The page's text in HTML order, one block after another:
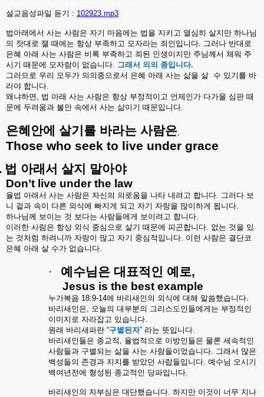
설교음성파일 듣기 : 102923.mp3
법아래에서 사는 사람은 자기 마음에는 법을 지키고 열심히 살지만 하나님
의 잣대로 잴 때에는 항상 부족하고 모자라는 죄인입니다. 그러나 반대로
은혜 아래 사는 사람은 비록 부족하고 죄된 인생이지만 주님께서 채워 주
시기 때문에 모자람이 없습니다. 그래서 의의 종입니다.
그러므로 우리 모두가 의의종으로서 은혜 아래 사는 삶을 살 수 있기를 바
라야 합니다.
왜냐하면 , 법 아래 사는 사람은 항상 부정적이고 언제인가 다가올 심판 때
문에 두려움과 불안 속에서 사는 삶이기 때문입니다.
은혜안에 살기를 바라는 사람은,
Those who seek to live under grace
법 아래서 살지 말아야
Don’t live under the law
율법 아래서 사는 사람은 자신의 의로움을 나타 내려고 합니다 그러다 보
니 겉과 속이 다른 외식에 빠지게 되고 자기 자랑을 많이하게 됩니다
하나님께 보이는 것 보다는 사람들에게 보이려고 합니다
이러한 사람은 항상 외식 중심으로 살기 때문에 피곤합니다 없는 것을 있
는 것처럼 하려니까 자랑이 많고 자기 중심적입니다 이런 사람은 결단코
은혜 아래 살 수가 없습니다
· 예수님은 대표적인 예로,
Jesus is the best example
누가복음 18:9-14에 바리새인의 외식에 대해 말씀했습니다
바리새인은
오늘의 대부분의 그리스도인들에게는 부정적인
이미지로 자라잡고 있습니다
원래 바리새파란 “구별된자” 라는 뜻입니다
바리새인들은 종교적 율법적으로 이방인들은 물론 세속적인
사람들과 구별되는 삶을 사는 사람들이었습니다 그래서 많은
백성들의 존경과 지지를 받았던 사랍들입니다 예수님 오시기
백여년전에 형성된 종교적인 당파입니다
바리새인의 자부심은 대단했습니다 하지만 이것이 너무 지나